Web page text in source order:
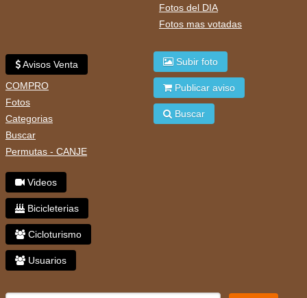
Fotos del DIA
Fotos mas votadas
Avisos Venta
COMPRO
Fotos
Categorias
Buscar
Permutas - CANJE
Videos
Bicicleterias
Cicloturismo
Usuarios
Subir foto
Publicar aviso
Buscar